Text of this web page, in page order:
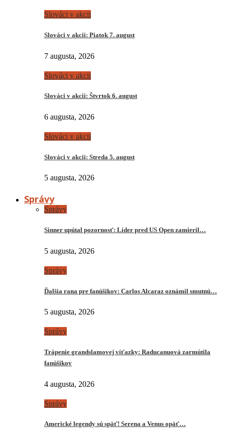
Slováci v akcii
Slováci v akcii: Piatok 7. august
7 augusta, 2026
Slováci v akcii
Slováci v akcii: Štvrtok 6. august
6 augusta, 2026
Slováci v akcii
Slováci v akcii: Streda 5. august
5 augusta, 2026
Správy
Správy
Sinner upútal pozornosť: Líder pred US Open zamieril…
5 augusta, 2026
Správy
Ďalšia rana pre fanúšikov: Carlos Alcaraz oznámil smutnú…
5 augusta, 2026
Správy
Trápenie grandslamovej víťazky: Raducanuová zarmútila
fanúšikov
4 augusta, 2026
Správy
Americké legendy sú späť! Serena a Venus opäť…